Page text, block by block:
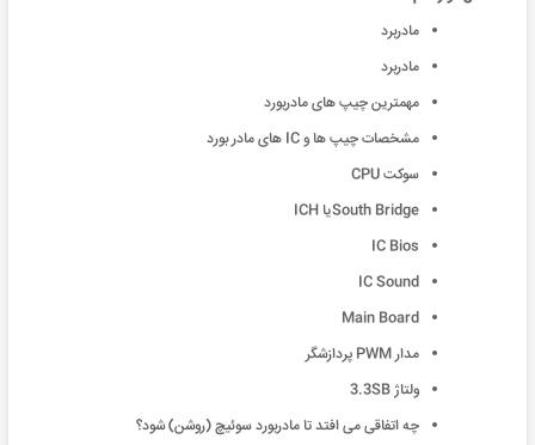
مادربرد
مادربرد
مهمترین چیپ های مادربورد
مشخصات چیپ ها و IC های مادر بورد
سوکت CPU
South Bridgeیا ICH
IC Bios
IC Sound
Main Board
مدار PWM پردازشگر
ولتاژ 3.3SB
چه اتفاقی می افتد تا مادربورد سوئیچ (روشن) شود؟